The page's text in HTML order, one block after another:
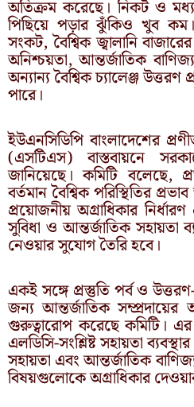
অতিক্রম করেছে। নিকট ও
পিছিয়ে পড়ার ঝুঁকিও খুব কম।
সংকট, বৈশ্বিক জ্বালানি
অনিশ্চয়তা, আন্তর্জাতিক
অন্যান্য বৈশ্বিক চ্যালেঞ্জ
পারে।
ইউএনসিডিপি বাংলাদেশের
(এসটিএস) বাস্তবায়নে
জানিয়েছে। কমিটি বলেছে,
বর্তমান বৈশ্বিক পরিস্থিতির
প্রয়োজনীয় অগ্রাধিকার
সুবিধা ও আন্তর্জাতিক সহায়তা
নেওয়ার সুযোগ তৈরি হবে।
একই সঙ্গে প্রস্তুতি পর্ব ও
জন্য আন্তর্জাতিক
গুরুত্বারোপ করেছে কমিটি।
এলডিসি-সংশ্লিষ্ট সহায়তা
সহায়তা এবং আন্তর্জাতিক
বিষয়গুলোকে অগ্রাধিকার